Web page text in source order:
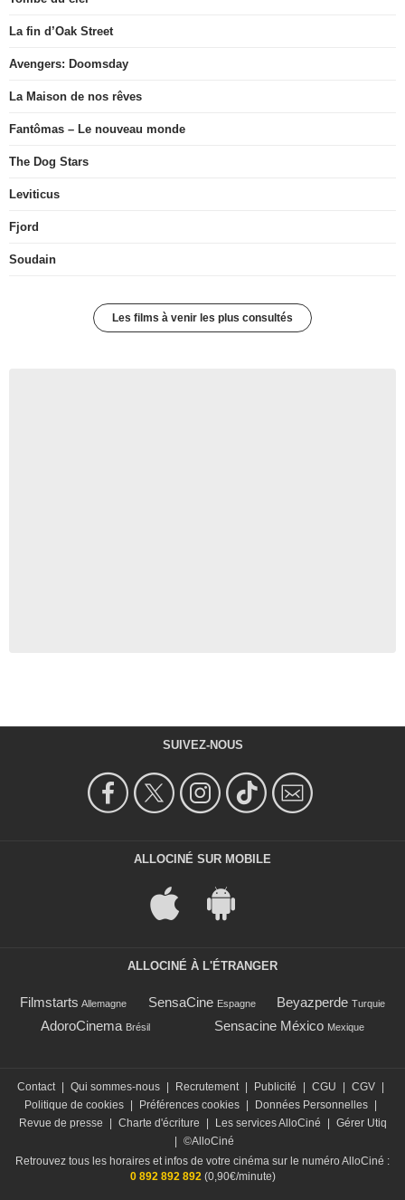
La fin d’Oak Street
Avengers: Doomsday
La Maison de nos rêves
Fantômas – Le nouveau monde
The Dog Stars
Leviticus
Fjord
Soudain
Les films à venir les plus consultés
SUIVEZ-NOUS
ALLOCINÉ SUR MOBILE
ALLOCINÉ À L'ÉTRANGER
Filmstarts Allemagne SensaCine Espagne Beyazperde Turquie
AdoroCinema Brésil Sensacine México Mexique
Contact | Qui sommes-nous | Recrutement | Publicité | CGU | CGV |
Politique de cookies | Préférences cookies | Données Personnelles |
Revue de presse
| Charte d'écriture | Les services AlloCiné | Gérer Utiq
| ©AlloCiné
Retrouvez tous les horaires et infos de votre cinéma sur le numéro AlloCiné :
0 892 892 892 (0,90€/minute)